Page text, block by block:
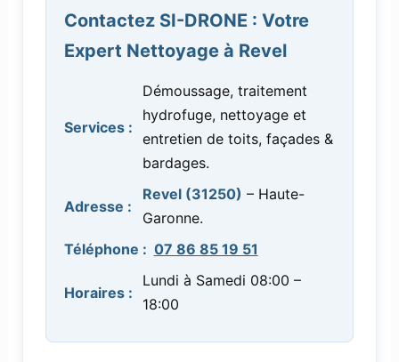
Contactez SI-DRONE : Votre
Expert Nettoyage à Revel
Services :
Démoussage, traitement
hydrofuge, nettoyage et
entretien de toits, façades &
bardages.
Adresse :
Revel (31250) – Haute-
Garonne.
Téléphone : 07 86 85 19 51
Horaires :
Lundi à Samedi 08:00 –
18:00